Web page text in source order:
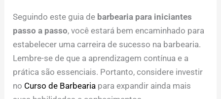
Seguindo este guia de barbearia para iniciantes
passo a passo, você estará bem encaminhado para
estabelecer uma carreira de sucesso na barbearia.
Lembre-se de que a aprendizagem contínua e a
prática são essenciais. Portanto, considere investir
no Curso de Barbearia para expandir ainda mais